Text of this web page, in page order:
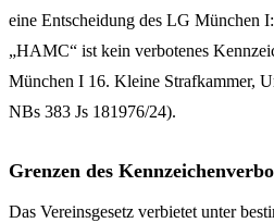
eine Entscheidung des LG München
„HAMC“ ist kein verbotenes
München I 16. Kleine Strafkammer,
NBs 383 Js 181976/24).
Grenzen des
Das Vereinsgesetz verbietet unter